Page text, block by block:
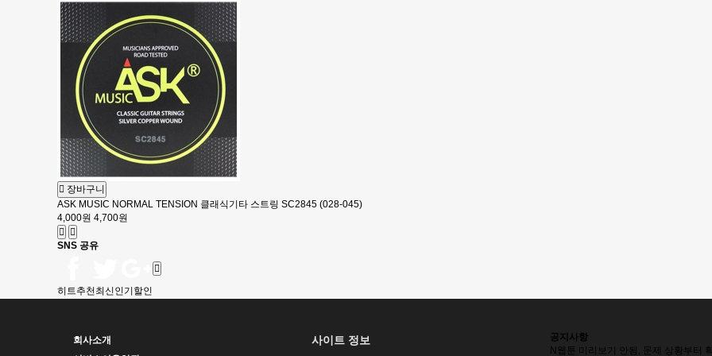
장바구니
ASK MUSIC NORMAL TENSION 클래식기타 스트링 SC2845 (028-045)
4,000원 4,700원
SNS 공유
히트추천최신인기 할인
회사소개
사이트 정보
공지사항
N 웹툰 미리보기 안됨, 문제 상황부터